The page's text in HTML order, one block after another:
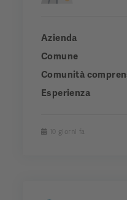
Azienda
Comune
Comunità
Esperienza
10 giorni fa